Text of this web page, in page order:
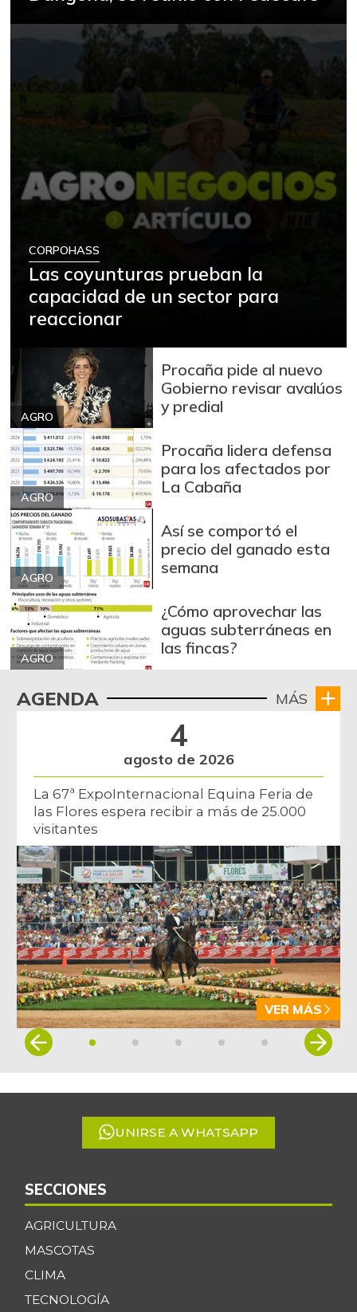
CORPOHASS
Las coyunturas prueban la
capacidad de un sector para
reaccionar
AGRO
Procaña pide al nuevo
Gobierno revisar avalúos
y predial
AGRO
Procaña lidera defensa
para los afectados por
La Cabaña
AGRO
Así se comportó el
precio del ganado esta
semana
AGRO
¿Cómo aprovechar las
aguas subterráneas en
las fincas?
AGENDA MÁS
4
agosto de 2026
La 67ª ExpoInternacional Equina Feria de
las Flores espera recibir a más de 25.000
visitantes
VER MÁS
Item
5
UNIRSE A WHATSAPP
SECCIONES
AGRICULTURA
MASCOTAS
CLIMA
TECNOLOGÍA